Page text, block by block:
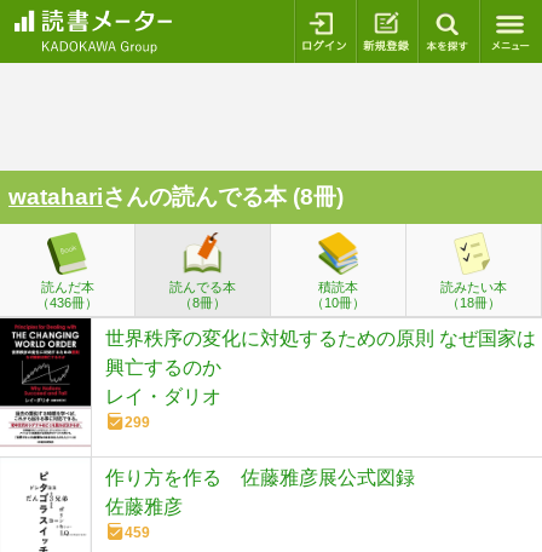
ログイン 新規登録
watahariさんの読んでる本 (8冊)
読んだ本
（436冊）
読んでる本
（8冊）
積読本
（10冊）
読みたい本
（18冊）
世界秩序の変化に対処するための原則 なぜ国家は
興亡するのか
レイ・ダリオ
299
作り方を作る 佐藤雅彦展公式図録
佐藤雅彦
459